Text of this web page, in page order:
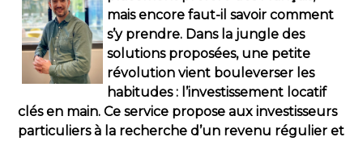
mais encore faut-il savoir comment
s’y prendre. Dans la jungle des
solutions proposées, une petite
révolution vient bouleverser les
habitudes : l’investissement locatif
clés en main. Ce service propose aux investisseurs
particuliers à la recherche d’un revenu régulier et